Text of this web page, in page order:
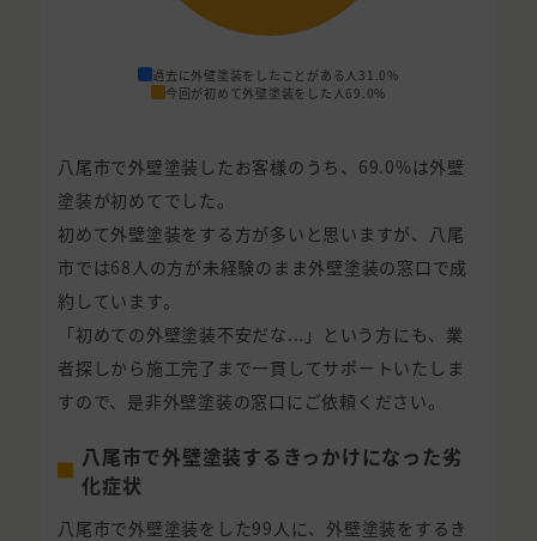
過去に外壁塗装をしたことがある人 31.0%
今回が初めて外壁塗装をした人69.0%
八尾市で外壁塗装したお客様のうち、69.0%は外壁
塗装が初めてでした。
初めて外壁塗装をする方が多いと思いますが、八尾
市では68人の方が未経験のまま外壁塗装の窓口で成
約しています。
「初めての外壁塗装不安だな...」という方にも、業
者探しから施工完了まで一貫してサポートいたしま
すので、是非外壁塗装の窓口にご依頼ください。
八尾市で外壁塗装するきっかけになった劣
化症状
八尾市で外壁塗装をした99人に、外壁塗装をするき